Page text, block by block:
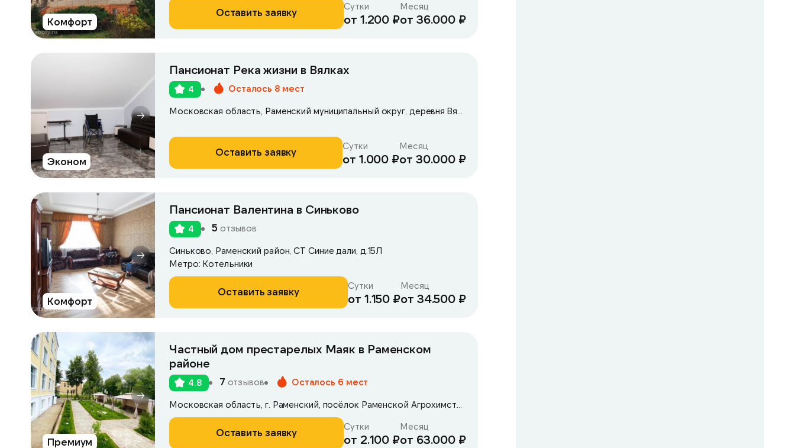
Комфорт
Оставить заявку Сутки
от 1.200 ₽
Месяц
от 36.000 ₽
Эконом
Пансионат Река жизни в Вялках
4 Осталось 8 мест
Оставить заявку Сутки
от 1.000 ₽
Месяц
от 30.000 ₽
Комфорт
Пансионат Валентина в Синьково
4 5 отзывов
Синьково, Раменский район, СТ Синие дали, д.15Л
Метро: Котельники
Оставить заявку Сутки
от 1.150 ₽
Месяц
от 34.500 ₽
Премиум
Частный дом престарелых Маяк в Раменском
районе
4.8 7 отзывов Осталось 6 мест
Оставить заявку Сутки
от 2.100 ₽
Месяц
от 63.000 ₽